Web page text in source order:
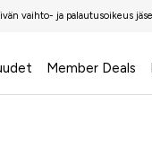
vaihto- ja palautusoikeus
Member Deals